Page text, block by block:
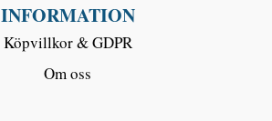
INFORMATION
Köpvillkor & GDPR
Om oss